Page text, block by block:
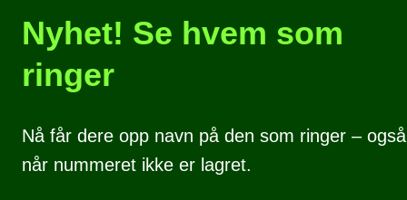
Nyhet! Se hvem som
ringer
Nå får dere opp navn på den som ringer – også
når nummeret ikke er lagret.